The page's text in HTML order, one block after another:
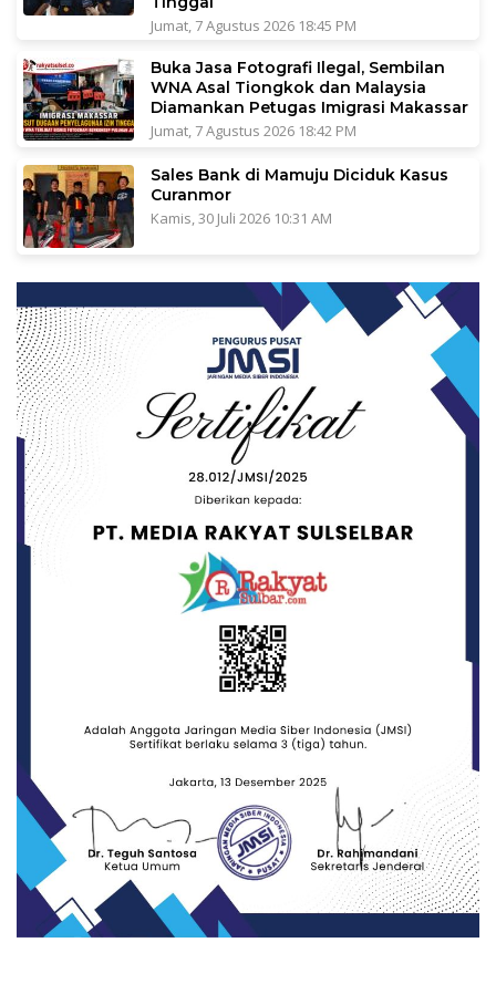
Jumat, 7 Agustus 2026 18:45 PM
Buka Jasa Fotografi Ilegal, Sembilan
WNA Asal Tiongkok dan Malaysia
Diamankan Petugas Imigrasi Makassar
Jumat, 7 Agustus 2026 18:42 PM
Sales Bank di Mamuju Diciduk Kasus
Curanmor
Kamis, 30 Juli 2026 10:31 AM